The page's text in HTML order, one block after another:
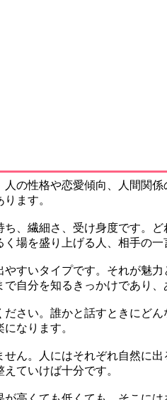
の性格や恋愛傾向、人間関
ます。
、繊細さ、受け身度です。
場を盛り上げる人、相手の
すいタイプです。それが魅
自分を知るきっかけであり、
さい。誰かと話すときにど
なります。
ん。人にはそれぞれ自然に
ていけば十分です。